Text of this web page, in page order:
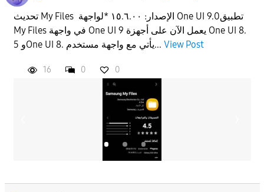
تحديث My Files الإصدار: ١٥.٦.٠٠ *لواجهة One UI 9.0تطبيق
My Files في واجهة One UI 9 يعمل الآن على أجهزة One UI 8.
5 وOne UI 8. يأتي مع واجهة مستخدم... View Post
16 0 0